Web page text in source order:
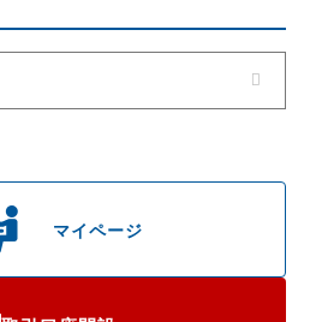
マイページ